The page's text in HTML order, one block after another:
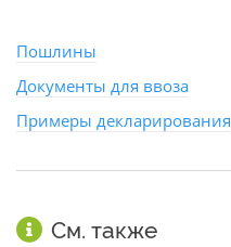
Пошлины
Документы для ввоза
Примеры декларирования
См. также